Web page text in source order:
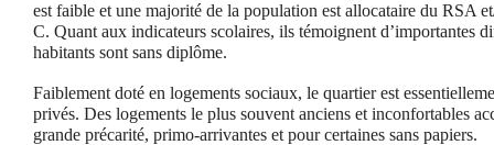
est faible et une majorité de la population est allocataire du RSA
C. Quant aux indicateurs scolaires, ils témoignent d’importantes
habitants sont sans diplôme.
Faiblement doté en logements sociaux, le quartier est
privés. Des logements le plus souvent anciens et inconfortables
grande précarité, primo-arrivantes et pour certaines sans papiers.